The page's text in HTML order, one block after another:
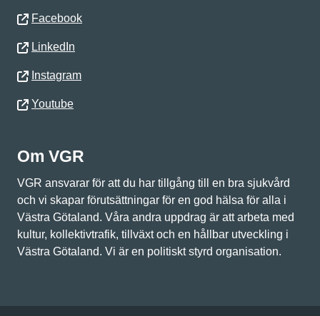
Facebook
LinkedIn
Instagram
Youtube
Om VGR
VGR ansvarar för att du har tillgång till en bra sjukvård
och vi skapar förutsättningar för en god hälsa för alla i
Västra Götaland. Våra andra uppdrag är att arbeta med
kultur, kollektivtrafik, tillväxt och en hållbar utveckling i
Västra Götaland. Vi är en politiskt styrd organisation.